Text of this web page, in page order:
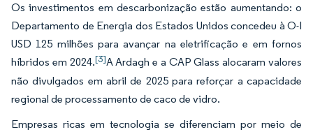
Os investimentos em descarbonização estão aumentando: o
Departamento de Energia dos Estados Unidos concedeu à O-I
USD 125 milhões para avançar na eletrificação e em fornos
híbridos em 2024.[3]A Ardagh e a CAP Glass alocaram valores
não divulgados em abril de 2025 para reforçar a capacidade
regional de processamento de caco de vidro.
Empresas ricas em tecnologia se diferenciam por meio de